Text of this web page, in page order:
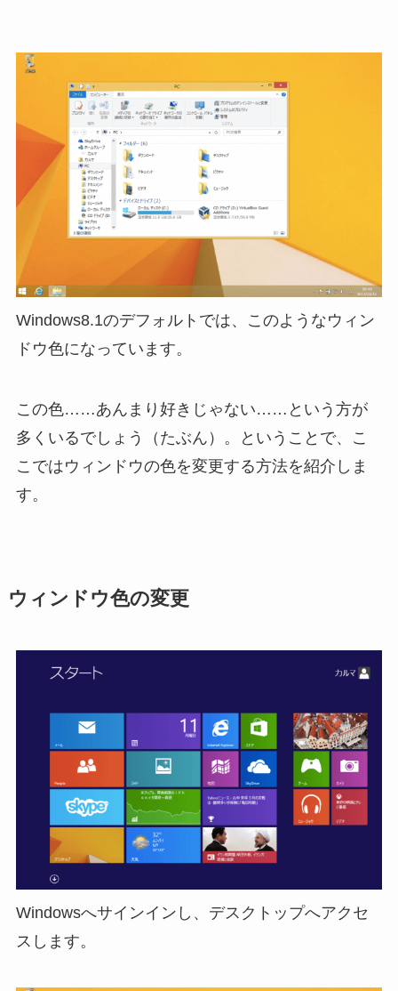
Windows8.1のデフォルトでは、このようなウィン
ドウ色になっています。
この色……あんまり好きじゃない……という方が
多くいるでしょう（たぶん）。ということで、こ
こではウィンドウの色を変更する方法を紹介しま
す。
ウィンドウ色の変更
Windowsへサインインし、デスクトップへアクセ
スします。